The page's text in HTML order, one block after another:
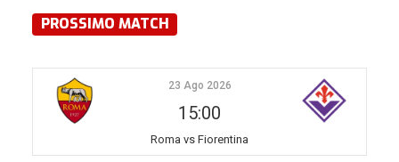
PROSSIMO MATCH
23 Ago 2026
15:00
Roma vs Fiorentina